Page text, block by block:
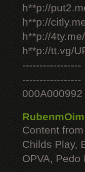
h**p://
h**p://
h**p://
h**p://tt.vg/
-----------------
-----------------
000A000992
Content
Childs Play,
OPVA,